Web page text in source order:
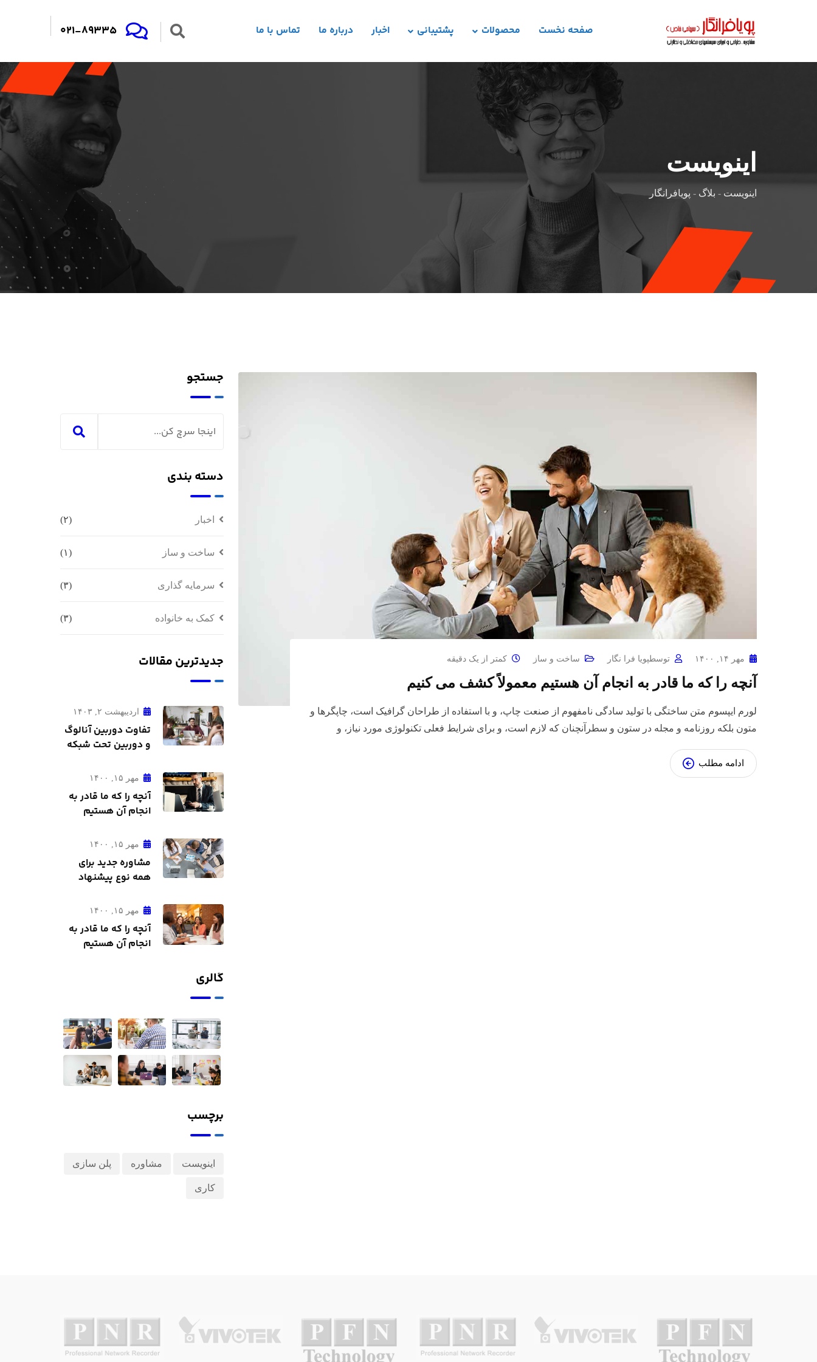
صفحه نخست محصولات پشتیبانی اخبار درباره ما تماس با ما 021-89335
اینویست
اینویست - بلاگ - پویافرانگار
مهر ۱۴, ۱۴۰۰ توسطپویا فرا نگار ساخت و ساز کمتر از یک دقیقه
آنچه را که ما قادر به انجام آن هستیم معمولاً کشف می کنیم
لورم ایپسوم متن ساختگی با تولید سادگی نامفهوم از صنعت چاپ، و با استفاده از طراحان گرافیک است، چاپگرها و
متون بلکه روزنامه و مجله در ستون و سطرآنچنان که لازم است، و برای شرایط فعلی تکنولوژی مورد نیاز، و
ادامه مطلب
جستجو
دسته بندی
اخبار (۲)
ساخت و ساز (۱)
سرمایه گذاری (۳)
کمک به خانواده (۳)
جدیدترین مقالات
اردیبهشت ۲, ۱۴۰۳
تفاوت دوربین آنالوگ
و دوربین تحت شبکه
مهر ۱۵, ۱۴۰۰
آنچه را که ما قادر به
انجام آن هستیم
مهر ۱۵, ۱۴۰۰
مشاوره جدید برای
همه نوع پیشنهاد
مهر ۱۵, ۱۴۰۰
آنچه را که ما قادر به
انجام آن هستیم
گالری
برچسب
اینویست مشاوره پلن سازی
کاری